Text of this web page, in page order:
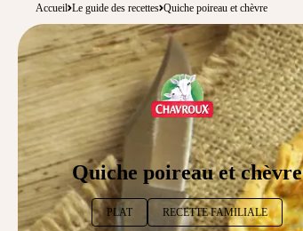
Accueil Le guide des recettes Quiche poireau et chèvre
Quiche poireau et chèvre
PLAT RECETTE FAMILIALE